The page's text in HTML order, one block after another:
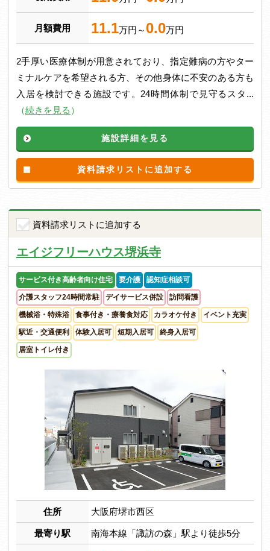
月額費用 11.1万円～ 0.0万円
2手厚い医療体制が用意されており、指定難病の方やター
ミナルケアを希望される方、その他身体に不安のある方も
入居を検討できる施設です。24時間体制で見守るスタ...
（続きを見る ）
施設詳細を見る
資料請求リストに追加する
資料請求リストに追加する
エイジフリーハウス堺浜寺
サービス付き高齢者向け住宅 要介護 認知症相談可
介護スタッフ24時間常駐 デイサービス併設 訪問看護
機械浴・特殊浴 食事付き・療養食対応 カラオケ付き イベント充実
駅近・交通便利 体験入居可 短期入居可 終身入居可
居室トイレ付き
住所 大阪府堺市西区
最寄り駅 南海本線「諏訪の森」駅より徒歩5分